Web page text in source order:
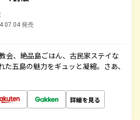
発売
会、絶品島ごはん、古民家ステイな
た五島の魅力をギュッと凝縮。さあ、
詳細を見る